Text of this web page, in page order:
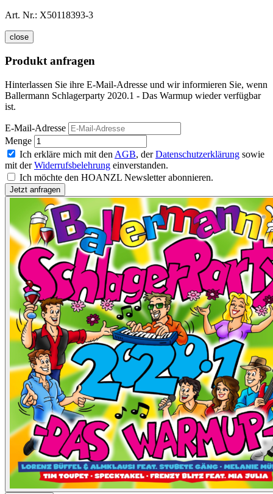
Art. Nr.: X50118393-3
close
Produkt anfragen
Hinterlassen Sie ihre E-Mail-Adresse und wir informieren Sie, wenn
Ballermann Schlagerparty 2020.1 - Das Warmup wieder verfügbar
ist.
E-Mail-Adresse
Menge
Ich erkläre mich mit den AGB, derDatenschutzerklärung sowie
mit derWiderrufsbelehrung einverstanden.
Ich möchte den HOANZL Newsletter abonnieren.